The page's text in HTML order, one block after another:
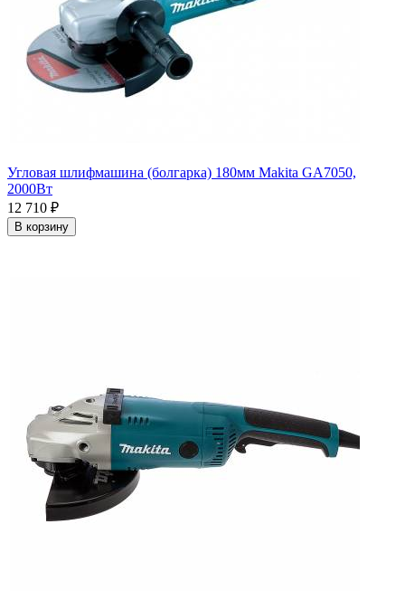
Угловая шлифмашина (болгарка) 180мм Makita GA7050,
2000Вт
12 710 ₽
В корзину